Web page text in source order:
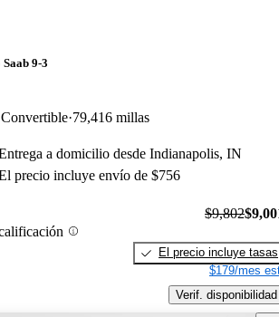
Saab 9-3
79,416 millas
a domicilio desde Indianapolis, IN
precio incluye envío de $756
$9,802
El precio incluye tasas
$179/mes
Verif. disponibilidad